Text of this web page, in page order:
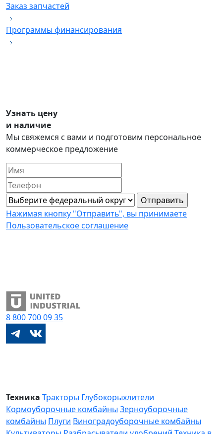
Заказ запчастей
Программы финансирования
Узнать цену
и наличие
Мы свяжемся с вами и подготовим персональное
коммерческое предложение
Нажимая кнопку "Отправить", вы принимаете
Пользовательское соглашение
8 800700 09 35
Техника Тракторы Глубокорыхлители
Кормоуборочные комбайны Зерноуборочные
комбайны Плуги Виноградоуборочные комбайны